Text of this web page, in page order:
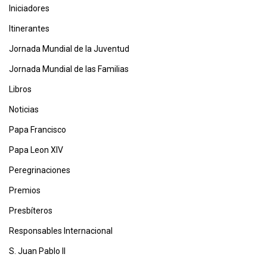
Iniciadores
Itinerantes
Jornada Mundial de la Juventud
Jornada Mundial de las Familias
Libros
Noticias
Papa Francisco
Papa Leon XIV
Peregrinaciones
Premios
Presbíteros
Responsables Internacional
S. Juan Pablo II